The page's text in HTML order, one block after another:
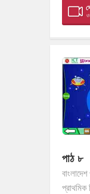
পাঠ ৮
প্রাথমিক